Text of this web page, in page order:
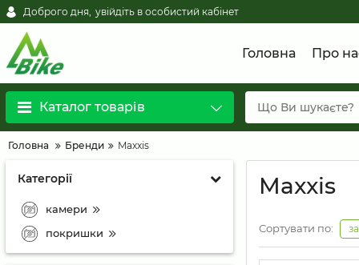
Доброго дня, увійдіть в особистий кабінет
Головна Про
Каталог товарів
Головна Бренди Maxxis
Категорії
камери
покришки
Maxxis
Сортувати по: